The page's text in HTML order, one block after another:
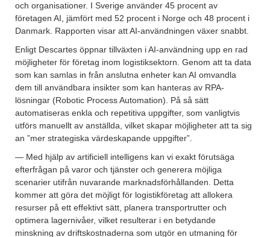
och organisationer. I Sverige använder 45 procent av
företagen AI, jämfört med 52 procent i Norge och 48 procent i
Danmark. Rapporten visar att AI-användningen växer snabbt.
Enligt Descartes öppnar tillväxten i AI-användning upp en rad
möjligheter för företag inom logistiksektorn. Genom att ta data
som kan samlas in från anslutna enheter kan AI omvandla
dem till användbara insikter som kan hanteras av RPA-
lösningar (Robotic Process Automation). På så sätt
automatiseras enkla och repetitiva uppgifter, som vanligtvis
utförs manuellt av anställda, vilket skapar möjligheter att ta sig
an ”mer strategiska värdeskapande uppgifter”.
— Med hjälp av artificiell intelligens kan vi exakt förutsäga
efterfrågan på varor och tjänster och generera möjliga
scenarier utifrån nuvarande marknadsförhållanden. Detta
kommer att göra det möjligt för logistikföretag att allokera
resurser på ett effektivt sätt, planera transportrutter och
optimera lagernivåer, vilket resulterar i en betydande
minskning av driftskostnaderna som utgör en utmaning för